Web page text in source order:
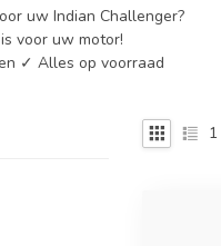
uw Indian Challenger?
voor uw motor!
✓ Alles op voorraad
1